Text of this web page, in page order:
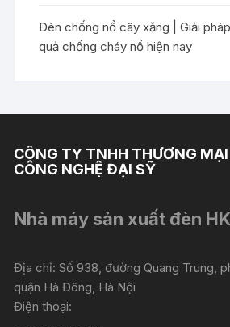
Đèn chống nổ cây xăng | Giải
quả chống cháy nổ hiện nay
CÔNG TY TNHH THƯƠNG
CÔNG NGHỆ ĐẠI SỸ
Nhà máy sản xuất đèn
Địa chỉ: Số 938, đường Quang Trung,
quận Hà Đông, Hà Nội
Điện thoại: